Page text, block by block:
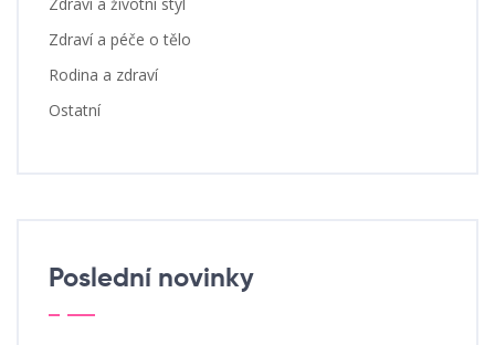
Zdraví a životní styl
Zdraví a péče o tělo
Rodina a zdraví
Ostatní
Poslední novinky